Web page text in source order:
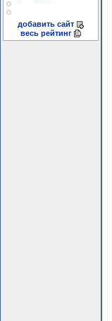
добавить сайт
весь рейтинг